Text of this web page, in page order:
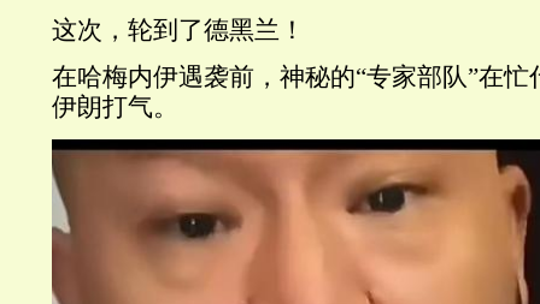
这次，轮到了德黑兰！
在哈梅内伊遇袭前，神秘的“专家部队”在忙
伊朗打气。